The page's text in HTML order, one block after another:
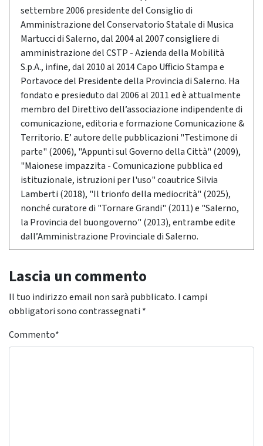
settembre 2006 presidente del Consiglio di
Amministrazione del Conservatorio Statale di Musica
Martucci di Salerno, dal 2004 al 2007 consigliere di
amministrazione del CSTP - Azienda della Mobilità
S.p.A., infine, dal 2010 al 2014 Capo Ufficio Stampa e
Portavoce del Presidente della Provincia di Salerno. Ha
fondato e presieduto dal 2006 al 2011 ed è attualmente
membro del Direttivo dell’associazione indipendente di
comunicazione, editoria e formazione Comunicazione &
Territorio. E’ autore delle pubblicazioni "Testimone di
parte" (2006), "Appunti sul Governo della Città" (2009),
"Maionese impazzita - Comunicazione pubblica ed
istituzionale, istruzioni per l'uso" coautrice Silvia
Lamberti (2018), "Il trionfo della mediocrità" (2025),
nonché curatore di "Tornare Grandi" (2011) e "Salerno,
la Provincia del buongoverno" (2013), entrambe edite
dall’Amministrazione Provinciale di Salerno.
Lascia un commento
Il tuo indirizzo email non sarà pubblicato. I campi
obbligatori sono contrassegnati *
Commento*